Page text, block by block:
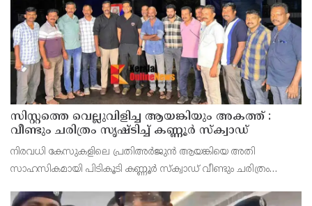
സിസ്റ്റത്തെ വെല്ലുവിളിച്ച ആയങ്കിയും അകത്ത് :
വീണ്ടും ചരിത്രം സൃഷ്‌ടിച്ച് കണ്ണൂർ സ്‌ക്വാഡ്
നിരവധി കേസുകളിലെ പ്രതിഅർജുൻ ആയങ്കിയെ അതി
സാഹസികമായി പിടികൂടി കണ്ണൂർ സ്‌ക്വാഡ് വീണ്ടും ചരിത്രം